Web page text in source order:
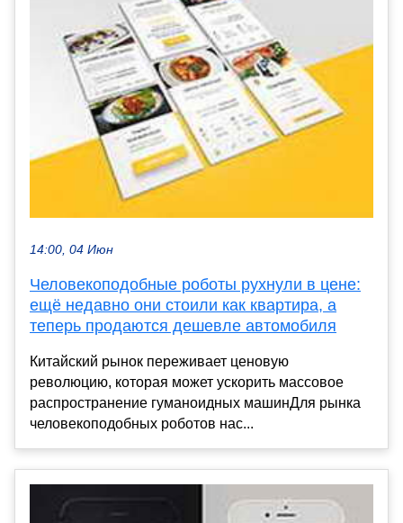
14:00, 04 Июн
Человекоподобные роботы рухнули в цене:
ещё недавно они стоили как квартира, а
теперь продаются дешевле автомобиля
Китайский рынок переживает ценовую
революцию, которая может ускорить массовое
распространение гуманоидных машинДля рынка
человекоподобных роботов нас...